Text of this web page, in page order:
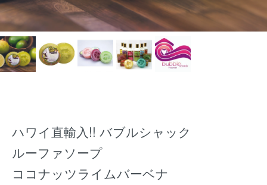
ハワイ直輸入!! バブルシャック
ルーファソープ
ココナッツライムバーベナ